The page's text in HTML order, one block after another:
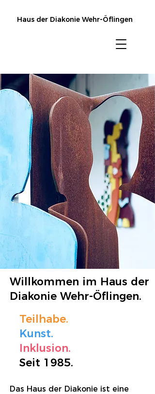
Haus der Diakonie Wehr-Öflingen
Willkommen im Haus der
Diakonie Wehr-Öflingen.
Teilhabe.
Kunst.
Inklusion.
Seit 1985.
Das Haus der Diakonie ist eine